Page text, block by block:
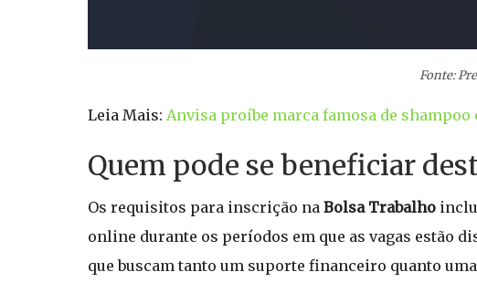
Fonte:
Leia Mais: Anvisa proíbe marca famosa de
Quem pode se beneficiar
Os requisitos para inscrição na Bolsa Trabalho
online durante os períodos em que as vagas estão
que buscam tanto um suporte financeiro quanto